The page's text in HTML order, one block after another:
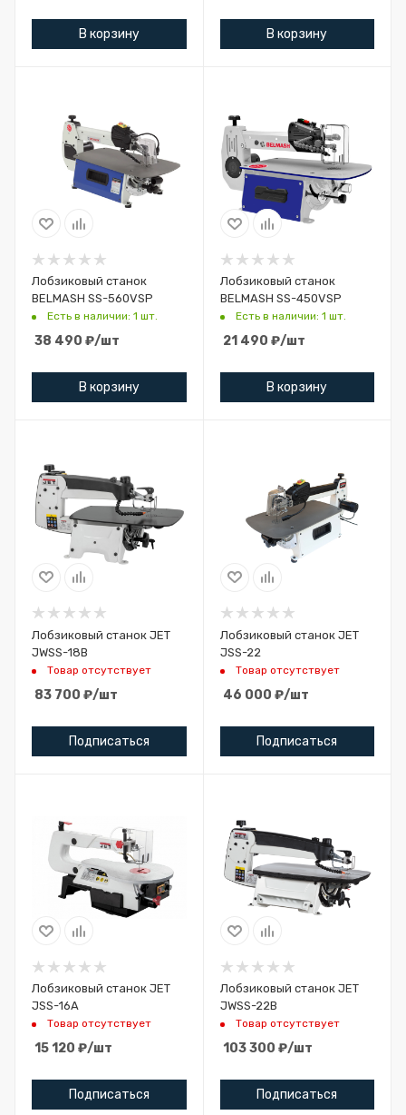
В корзину В корзину
Лобзиковый станок
BELMASH SS-560VSP
Есть в наличии: 1 шт.
38 490 ₽/шт
В корзину
Лобзиковый станок
BELMASH SS-450VSP
Есть в наличии: 1 шт.
21 490 ₽/шт
В корзину
Лобзиковый станок JET
JWSS-18B
Товар отсутствует
83 700 ₽/шт
Подписаться
Лобзиковый станок JET
JSS-22
Товар отсутствует
46 000 ₽/шт
Подписаться
Лобзиковый станок JET
JSS-16А
Товар отсутствует
15 120 ₽/шт
Подписаться
Лобзиковый станок JET
JWSS-22B
Товар отсутствует
103 300 ₽/шт
Подписаться